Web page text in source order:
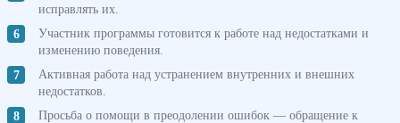
исправлять их.
Участник программы готовится к работе над недостатками и
изменению поведения.
Активная работа над устранением внутренних и внешних
недостатков.
Просьба о помощи в преодолении ошибок — обращение к